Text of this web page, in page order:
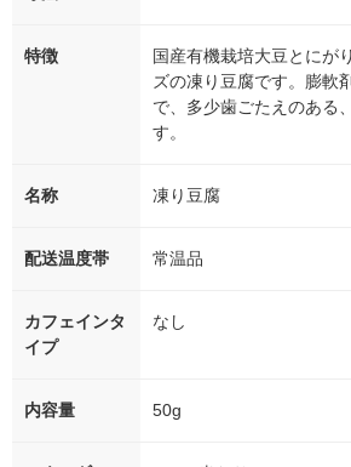
特徴
国産有機栽培大豆とにが
ズの凍り豆腐です。膨軟
で、多少歯ごたえのある
す。
名称 凍り豆腐
配送温度帯 常温品
カフェインタ
イプ
なし
内容量 50g